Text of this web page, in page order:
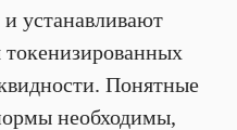
устанавливают
Понятные
необходимы,